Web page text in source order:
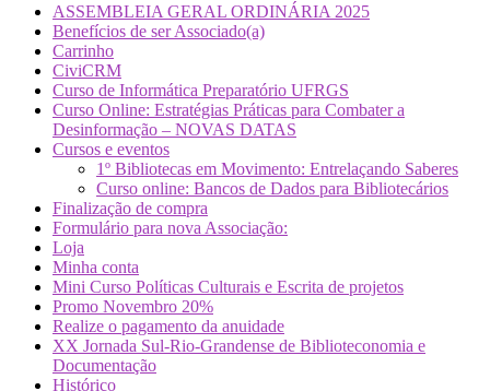
ASSEMBLEIA GERAL ORDINÁRIA 2025
Benefícios de ser Associado(a)
Carrinho
CiviCRM
Curso de Informática Preparatório UFRGS
Curso Online: Estratégias Práticas para Combater a
Desinformação – NOVAS DATAS
Cursos e eventos
1º Bibliotecas em Movimento: Entrelaçando Saberes
Curso online: Bancos de Dados para Bibliotecários
Finalização de compra
Formulário para nova Associação:
Loja
Minha conta
Mini Curso Políticas Culturais e Escrita de projetos
Promo Novembro 20%
Realize o pagamento da anuidade
XX Jornada Sul-Rio-Grandense de Biblioteconomia e
Documentação
Histórico